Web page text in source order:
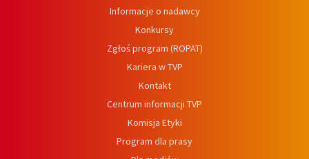
Informacje o nadawcy
Konkursy
Zgłoś program (ROPAT)
Kariera w TVP
Kontakt
Centrum informacji TVP
Komisja Etyki
Program dla prasy